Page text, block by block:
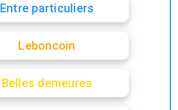
Entre particuliers
Leboncoin
Belles demeures